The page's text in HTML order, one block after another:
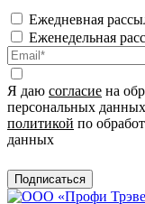
Ежедневная
Еженедельная
Я даю согласие на
персональных
политикой по
данных
Подписаться